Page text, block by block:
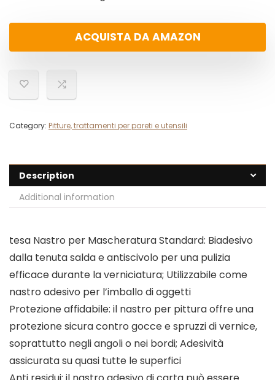
ACQUISTA DA AMAZON
Category: Pitture, trattamenti per pareti e utensili
Description
Additional information
tesa Nastro per Mascheratura Standard: Biadesivo
dalla tenuta salda e antiscivolo per una pulizia
efficace durante la verniciatura; Utilizzabile come
nastro adesivo per l’imballo di oggetti
Protezione affidabile: il nastro per pittura offre una
protezione sicura contro gocce e spruzzi di vernice,
soprattutto negli angoli o nei bordi; Adesività
assicurata su quasi tutte le superfici